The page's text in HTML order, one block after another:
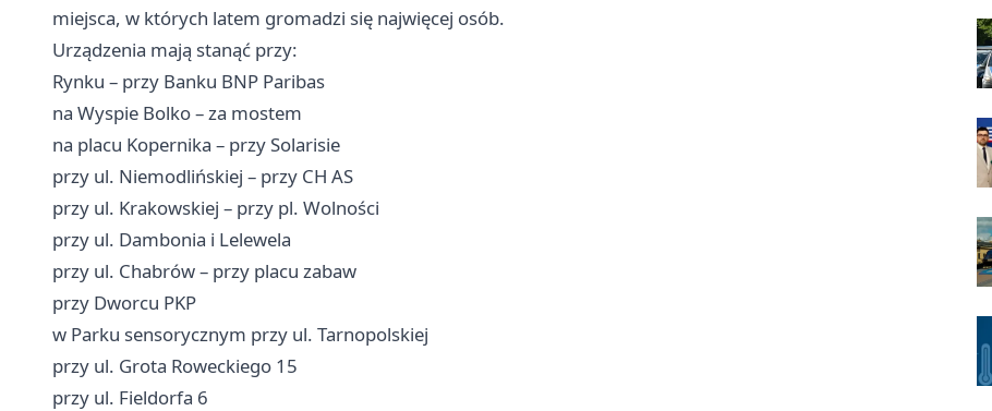
miejsca, w których latem gromadzi się najwięcej osób.
Urządzenia mają stanąć przy:
Rynku – przy Banku BNP Paribas
na Wyspie Bolko – za mostem
na placu Kopernika – przy Solarisie
przy ul. Niemodlińskiej – przy CH AS
przy ul. Krakowskiej – przy pl. Wolności
przy ul. Dambonia i Lelewela
przy ul. Chabrów – przy placu zabaw
przy Dworcu PKP
w Parku sensorycznym przy ul. Tarnopolskiej
przy ul. Grota Roweckiego 15
przy ul. Fieldorfa 6